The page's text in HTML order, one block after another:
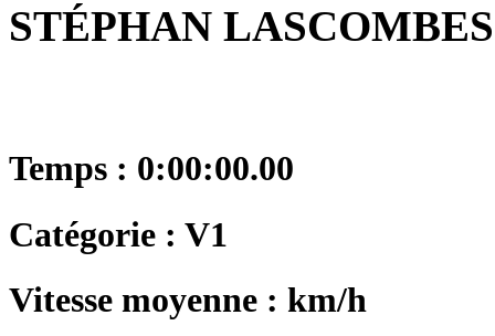
STÉPHAN LASCOMBES
Temps : 0:00:00.00
Catégorie : V1
Vitesse moyenne : km/h